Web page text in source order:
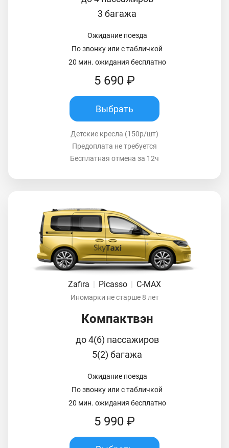
3 багажа
Ожидание поезда
По звонку или с табличкой
20 мин. ожидания бесплатно
5 690 ₽
Выбрать
Детские кресла (150р/шт)
Предоплата не требуется
Бесплатная отмена за 12ч
Zafira | Picasso | C-MAX
Иномарки не старше 8 лет
Компактвэн
до 4(6) пассажиров
5(2) багажа
Ожидание поезда
По звонку или с табличкой
20 мин. ожидания бесплатно
5 990 ₽